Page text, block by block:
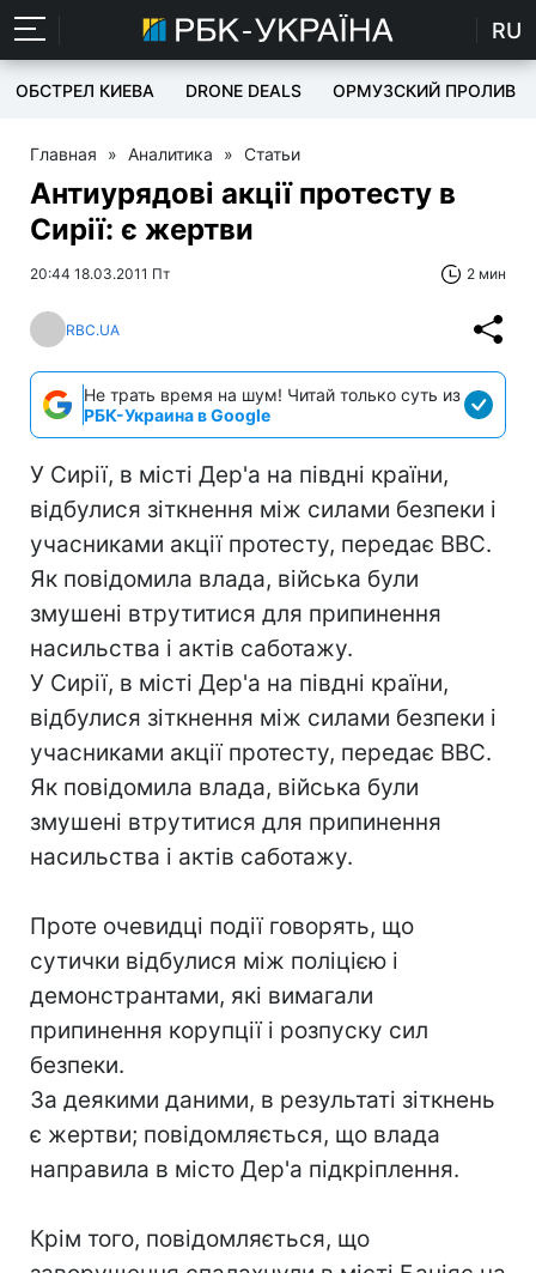
RU
ОБСТРЕЛ КИЕВА DRONE DEALS ОРМУЗСКИЙ ПРОЛИВ
Главная » Аналитика » Статьи
Антиурядові акції протесту в
Сирії: є жертви
20:44 18.03.2011 Пт 2 мин
RBC.UA
Не трать время на шум! Читай только суть из
РБК-Украина в Google
У Сирії, в місті Дер'а на півдні країни,
відбулися зіткнення між силами безпеки і
учасниками акції протесту, передає ВВС.
Як повідомила влада, війська були
змушені втрутитися для припинення
насильства і актів саботажу.
У Сирії, в місті Дер'а на півдні країни,
відбулися зіткнення між силами безпеки і
учасниками акції протесту, передає ВВС.
Як повідомила влада, війська були
змушені втрутитися для припинення
насильства і актів саботажу.
Проте очевидці події говорять, що
сутички відбулися між поліцією і
демонстрантами, які вимагали
припинення корупції і розпуску сил
безпеки.
За деякими даними, в результаті зіткнень
є жертви; повідомляється, що влада
направила в місто Дер'а підкріплення.
Крім того, повідомляється, що